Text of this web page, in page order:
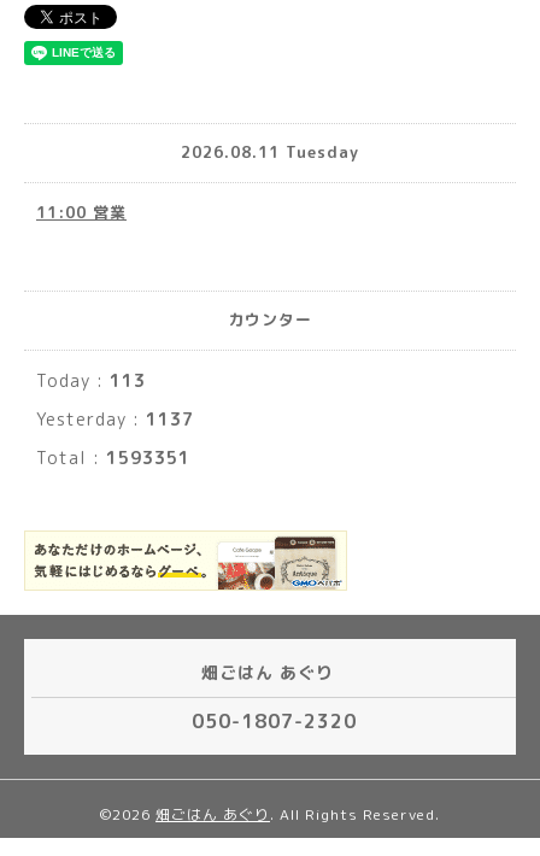
2026.08.11 Tuesday
11:00 営業
カウンター
Today : 113
Yesterday : 1137
Total : 1593351
畑ごはん あぐり
050-1807-2320
©2026 畑ごはん あぐり . All Rights Reserved.